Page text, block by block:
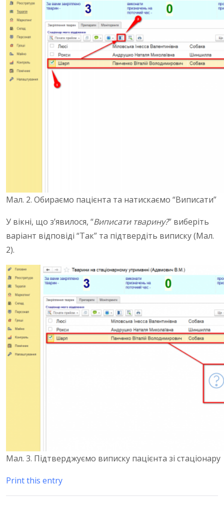
Мал. 2. Обираємо пацієнта та натискаємо “Виписати”
У вікні, що з’явилося, “Виписати тварину?” виберіть
варіант відповіді “Так” та підтвердіть виписку (Мал.
2).
Мал. 3. Підтверджуємо виписку пацієнта зі стаціонару
Print this entry